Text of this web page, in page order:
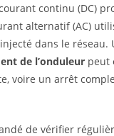
continu (DC)
alternatif (AC)
dans le réseau.
de l’onduleur peut
voire un arrêt
de vérifier